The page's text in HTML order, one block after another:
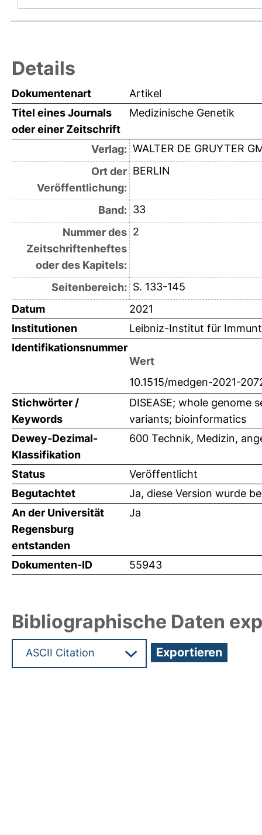
Details
Dokumentenart
Artikel
Titel eines Journals
oder einer Zeitschrift
Medizinische Genetik
Verlag: WALTER DE GRUYTER
Ort der
Veröffentlichung:
BERLIN
Band: 33
Nummer des
Zeitschriftenheftes
oder des Kapitels:
2
Seitenbereich: S. 133-145
Datum
2021
Institutionen
Leibniz-Institut für
Identifikationsnummer
Wert
10.1515/medgen-2021-
Stichwörter /
Keywords
DISEASE; whole
variants; bioinformatics
Dewey-Dezimal-
Klassifikation
600 Technik, Medizin,
Status
Veröffentlicht
Begutachtet
Ja, diese Version wurde
An der Universität
Regensburg
entstanden
Ja
Dokumenten-ID 55943
Bibliographische Daten